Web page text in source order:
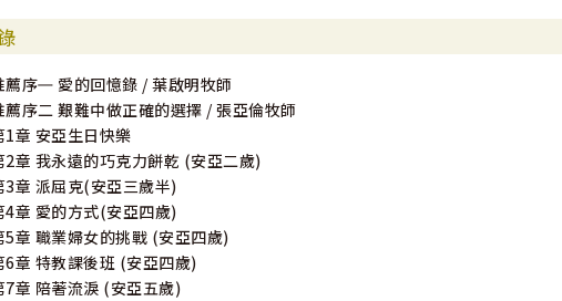
薦序㇐ 愛的回憶錄 / 葉啟明牧師
薦序二 艱難中做正確的選擇 / 張亞倫牧師
1章 安亞生日快樂
2章 我永遠的巧克力餅乾 (安亞二歲)
3章 派屈克(安亞三歲半)
4章 愛的方式(安亞四歲)
5章 職業婦女的挑戰 (安亞四歲)
6章 特教課後班 (安亞四歲)
7章 陪著流淚 (安亞五歲)